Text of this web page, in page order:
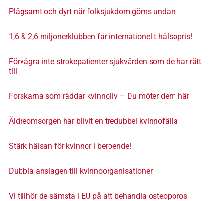
Plågsamt och dyrt när folksjukdom göms undan
1,6 & 2,6 miljonerklubben får internationellt hälsopris!
Förvägra inte strokepatienter sjukvården som de har rätt
till
Forskarna som räddar kvinnoliv – Du möter dem här
Äldreomsorgen har blivit en tredubbel kvinnofälla
Stärk hälsan för kvinnor i beroende!
Dubbla anslagen till kvinnoorganisationer
Vi tillhör de sämsta i EU på att behandla osteoporos